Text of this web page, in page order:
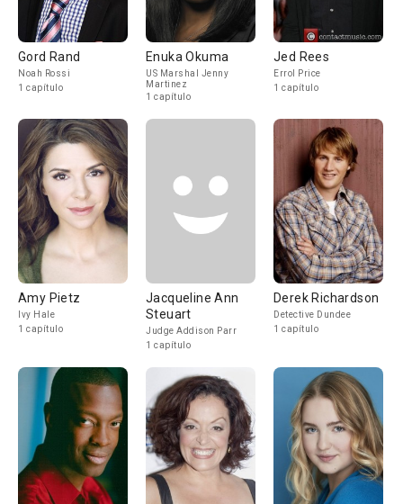
Gord Rand
Noah Rossi
1 capítulo
Enuka Okuma
US Marshal Jenny
Martinez
1 capítulo
Jed Rees
Errol Price
1 capítulo
Amy Pietz
Ivy Hale
1 capítulo
Jacqueline Ann
Steuart
Judge Addison Parr
1 capítulo
Derek Richardson
Detective Dundee
1 capítulo